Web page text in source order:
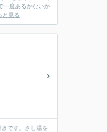
一度あるかないか
と見る
です。さし湯を